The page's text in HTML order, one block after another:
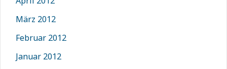
März 2012
Februar 2012
Januar 2012